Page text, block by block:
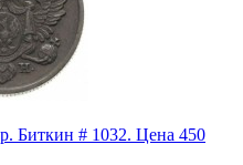
Биткин # 1032. Цена 450